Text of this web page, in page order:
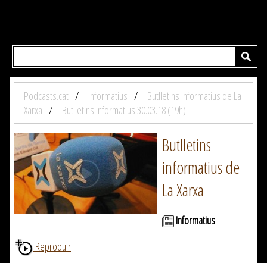
Podcasts.cat Informatius
Butlletins informatius de La
Xarxa
Butlletins informatius 30.03.18 (19h)
Butlletins
informatius de
La Xarxa
Informatius
Reproduir